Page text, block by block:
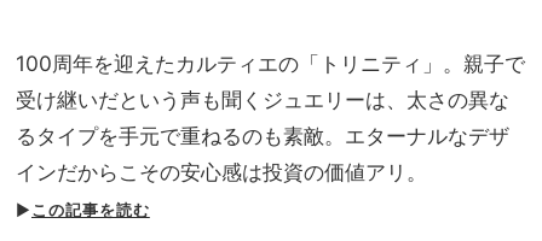
100周年を迎えたカルティエの「トリニティ」。親子で
受け継いだという声も聞くジュエリーは、太さの異な
るタイプを手元で重ねるのも素敵。エターナルなデザ
インだからこその安心感は投資の価値アリ。
▶この記事を読む